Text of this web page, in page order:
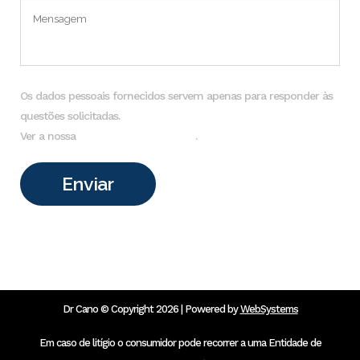
Os dados pessoais fornecidos servem apenas para responder às
questões solicitadas.
Ver a nossa
.
Dr Cano © Copyright 2026 | Powered byWebSystems
Em caso de litígio o consumidor pode recorrer a uma Entidade de